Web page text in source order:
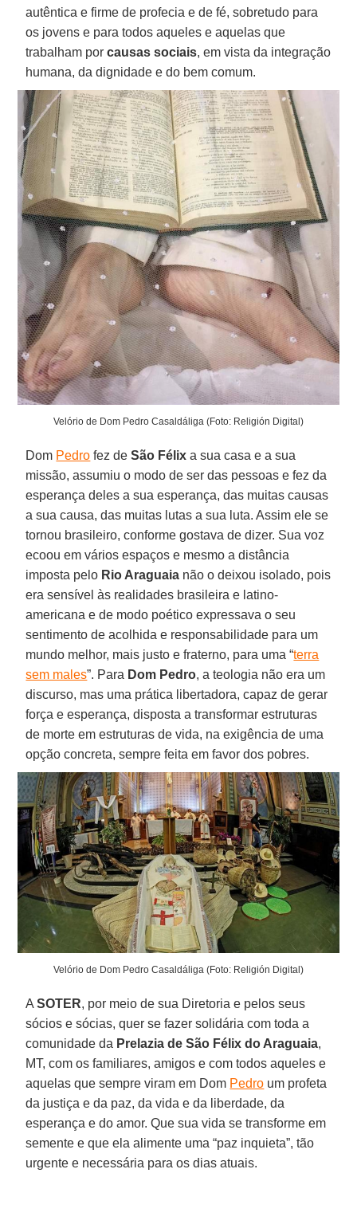
autêntica e firme de profecia e de fé, sobretudo para
os jovens e para todos aqueles e aquelas que
trabalham porcausas sociais, em vista da integração
humana, da dignidade e do bem comum.
Velório de Dom Pedro Casaldáliga (Foto: Religión Digital)
Dom Pedro fez deSão Félix a sua casa e a sua
missão, assumiu o modo de ser das pessoas e fez da
esperança deles a sua esperança, das muitas causas
a sua causa, das muitas lutas a sua luta. Assim ele se
tornou brasileiro, conforme gostava de dizer. Sua voz
ecoou em vários espaços e mesmo a distância
imposta pelo Rio Araguaia não o deixou isolado, pois
era sensível às realidades brasileira e latino-
americana e de modo poético expressava o seu
sentimento de acolhida e responsabilidade para um
mundo melhor, mais justo e fraterno, para uma “terra
sem males”. Para Dom Pedro, a teologia não era um
discurso, mas uma prática libertadora, capaz de gerar
força e esperança, disposta a transformar estruturas
de morte em estruturas de vida, na exigência de uma
opção concreta, sempre feita em favor dos pobres.
Velório de Dom Pedro Casaldáliga (Foto: Religión Digital)
ASOTER, por meio de sua Diretoria e pelos seus
sócios e sócias, quer se fazer solidária com toda a
comunidade da Prelazia de São Félix do Araguaia,
MT, com os familiares, amigos e com todos aqueles e
aquelas que sempre viram em Dom Pedro um profeta
da justiça e da paz, da vida e da liberdade, da
esperança e do amor. Que sua vida se transforme em
semente e que ela alimente uma “paz inquieta”, tão
urgente e necessária para os dias atuais.